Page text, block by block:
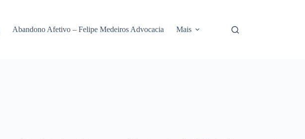
Abandono Afetivo – Felipe Medeiros Advocacia Mais